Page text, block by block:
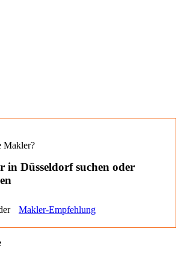
Makler?
in Düsseldorfsuchen oder
Makler-Empfehlung